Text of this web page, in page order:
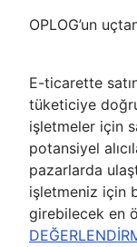
OPLOG’un
E-ticarette
tüketiciye
işletmeler için
potansiyel
pazarlarda
işletmeniz için
girebilecek en